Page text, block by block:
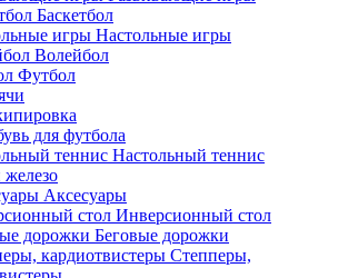
Баскетбол
Настольные игры
Волейбол
Футбол
для футбола
Настольный теннис
Аксесуары
Инверсионный стол
Беговые дорожки
Степперы,